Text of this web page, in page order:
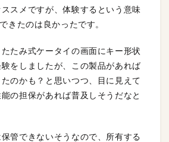
スメですが、体験するという意味
きたのは良かったです。
たみ式ケータイの画面にキー形状
をしましたが、この製品があれば
のかも？と思いつつ、目に見えて
の担保があれば普及しそうだなと
管できないそうなので、所有する